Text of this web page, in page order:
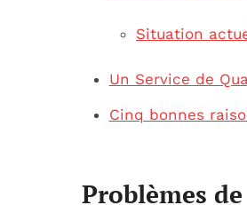
Situation
Un Service de
Cinq bonnes
Problèmes